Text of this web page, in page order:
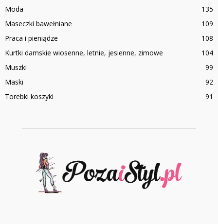
Moda
135
Maseczki bawełniane
109
Praca i pieniądze
108
Kurtki damskie wiosenne, letnie, jesienne, zimowe
104
Muszki
99
Maski
92
Torebki koszyki
91